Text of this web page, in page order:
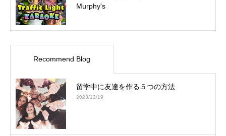
Murphy's
Recommend Blog
留学中に友達を作る５つの方法
2023/12/19